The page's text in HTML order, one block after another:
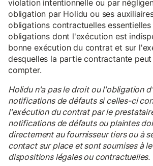
violation intentionnelle ou par
obligation par Holidu ou ses
obligations contractuelles
obligations dont l'exécution est
bonne exécution du contrat et sur
desquelles la partie contractante
compter.
Holidu n'a pas le droit ou l'obligation
notifications de défauts si celles-ci
l'exécution du contrat par le
notifications de défauts ou plaintes
directement au fournisseur tiers ou à
contact sur place et sont soumises à
dispositions légales ou contractuelles.